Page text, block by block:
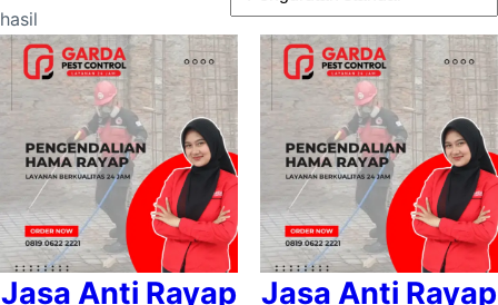
hasil
Jasa Anti Rayap
Jasa Anti Rayap